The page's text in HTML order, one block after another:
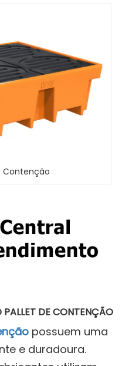
Contenção
DE CONTENÇÃO
possuem uma
e duradoura.